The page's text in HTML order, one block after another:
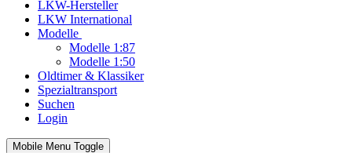
LKW-Hersteller
LKW International
Modelle
Modelle 1:87
Modelle 1:50
Oldtimer & Klassiker
Spezialtransport
Suchen
Login
Mobile Menu Toggle